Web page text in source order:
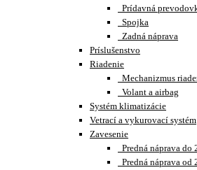
Prídavná
Spojka
Zadná náprava
Príslušenstvo
Riadenie
Mechanizmus
Volant a airbag
Systém klimatizácie
Vetrací a vykurovací systém
Zavesenie
Predná náprava do
Predná náprava od